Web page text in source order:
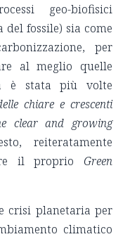
geo-biofisici
fossile) sia come
per
al meglio quelle
è stata più volte
chiare e crescenti
clear and growing
reiteratamente
il proprio Green
crisi planetaria per
climatico